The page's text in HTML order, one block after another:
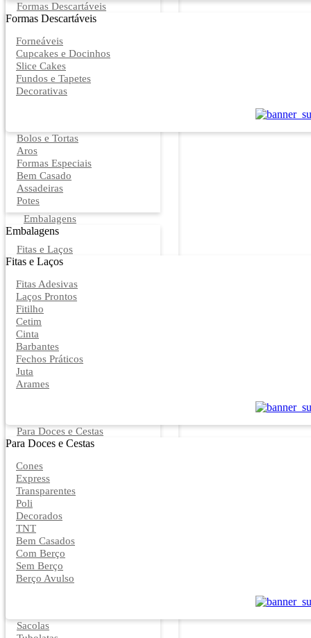
Formas Descartáveis
Formas Descartáveis
Forneáveis
Cupcakes e Docinhos
Slice Cakes
Fundos e Tapetes
Decorativas
Bolos e Tortas
Aros
Formas Especiais
Bem Casado
Assadeiras
Potes
Embalagens
Embalagens
Fitas e Laços
Fitas e Laços
Fitas Adesivas
Laços Prontos
Fitilho
Cetim
Cinta
Barbantes
Fechos Práticos
Juta
Arames
Para Doces e Cestas
Para Doces e Cestas
Cones
Express
Transparentes
Poli
Decorados
TNT
Bem Casados
Com Berço
Sem Berço
Berço Avulso
Sacolas